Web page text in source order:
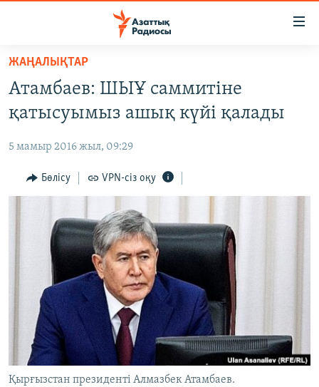
Skip
main
content
to
Navigation
Skip
ЖАҢАЛЫҚТАР
AZATTYQTV
ҚАҢТАР ОҚИҒАСЫ
АДАМ ҚҰҚЫҚТАРЫ
АРНАЙЫ ЖОБАЛАР
Русский
ЖАЗЫЛЫҢЫЗ
ЖАҢАЛЫҚТАР
Атамбаев: ШЫҰ саммитіне
қатысуымыз ашық күйі қалады
5 мамыр 2016 жыл, 09:29
Бөлісу VPN-сіз оқу
Қырғызстан президенті Алмазбек Атамбаев.